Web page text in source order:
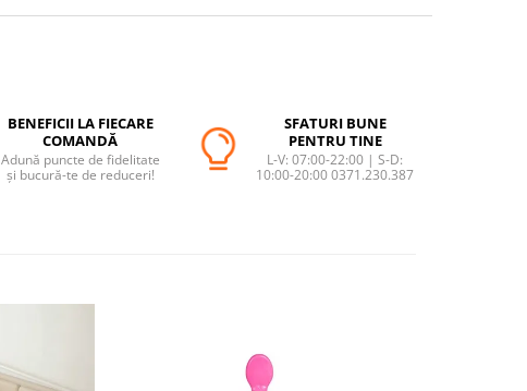
BENEFICII LA FIECARE
COMANDĂ
Adună puncte de fidelitate
și bucură-te de reduceri!
SFATURI BUNE
PENTRU TINE
L-V: 07:00-22:00 | S-D:
10:00-20:00 0371.230.387